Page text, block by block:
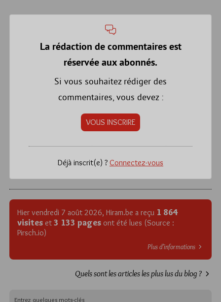
La rédaction de commentaires est
réservée aux abonnés.
Si vous souhaitez rédiger des
commentaires, vous devez :
VOUS INSCRIRE
Déjà inscrit(e) ? Connectez-vous
Hier vendredi 7 août 2026, Hiram.be a reçu 1 864
visites et 3 133 pages ont été lues (Source :
Pirsch.io)
Plus d’informations
Quels sont les articles les plus lus du blog ?